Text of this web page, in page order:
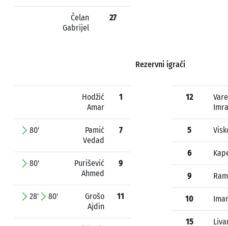
Čelan
Gabrijel
27
Rezervni igrači
Hodžić
Amar
1
80'
Pamić
Vedad
7
80'
Purišević
Ahmed
9
28' 80'
Grošo
Ajdin
11
12
5
6
9
10
15